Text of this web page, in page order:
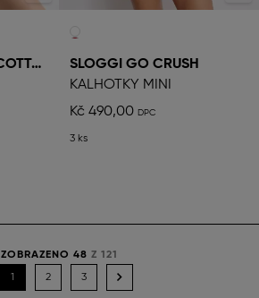
SLOGGI GO DAILY COTTON
SLOGGI GO CRUSH
KALHOTKY MINI
Kč 490,00
3 ks
ZOBRAZENO 48 Z 121
1 2 3